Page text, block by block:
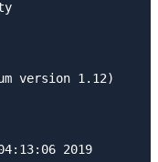
version 1.12)
2019